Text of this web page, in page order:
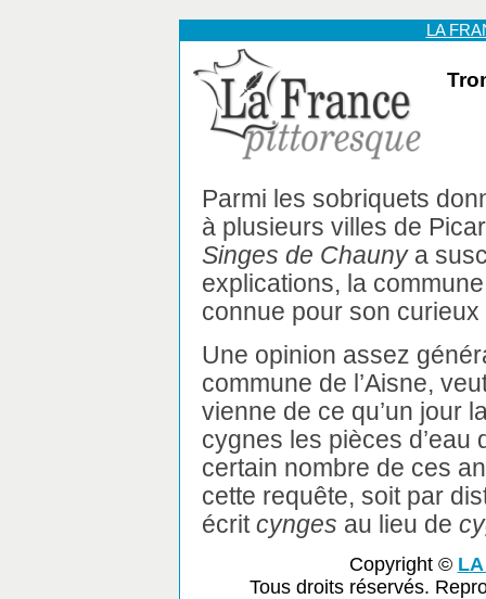
LA
Parmi les sobriquets
à plusieurs villes de
Singes de Chaunya
explications, la
connue pour son
Une opinion assez
commune de l’Aisne,
vienne de ce qu’un jour
cygnes les pièces d’eau
certain nombre de ces
cette requête, soit par
écritcynges au lieu de
Copyright ©
Tous droits réservés.